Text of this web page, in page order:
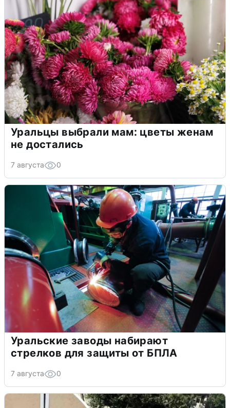
Уральцы выбрали мам: цветы женам
не достались
7 августа 0
Уральские заводы набирают
стрелков для защиты от БПЛА
7 августа 0